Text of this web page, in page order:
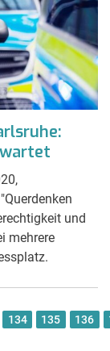
und
mehrere
134 135 136